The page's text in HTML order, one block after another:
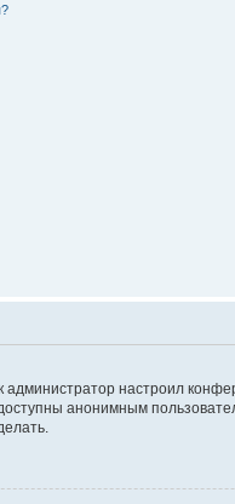
администратор настроил
анонимным